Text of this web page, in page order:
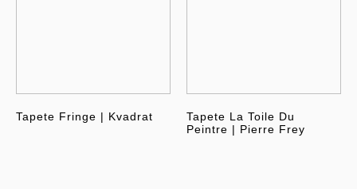
Tapete Fringe | Kvadrat
Tapete La Toile Du
Peintre | Pierre Frey